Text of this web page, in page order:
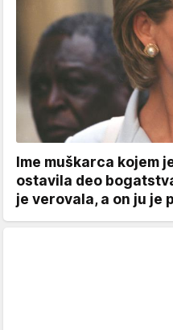
Ime muškarca kojem
ostavila deo
je verovala, a on ju je